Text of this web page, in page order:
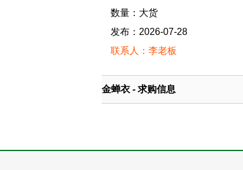
数量：大货
发布：2026-07-28
联系人：李老板
金蝉衣 - 求购信息